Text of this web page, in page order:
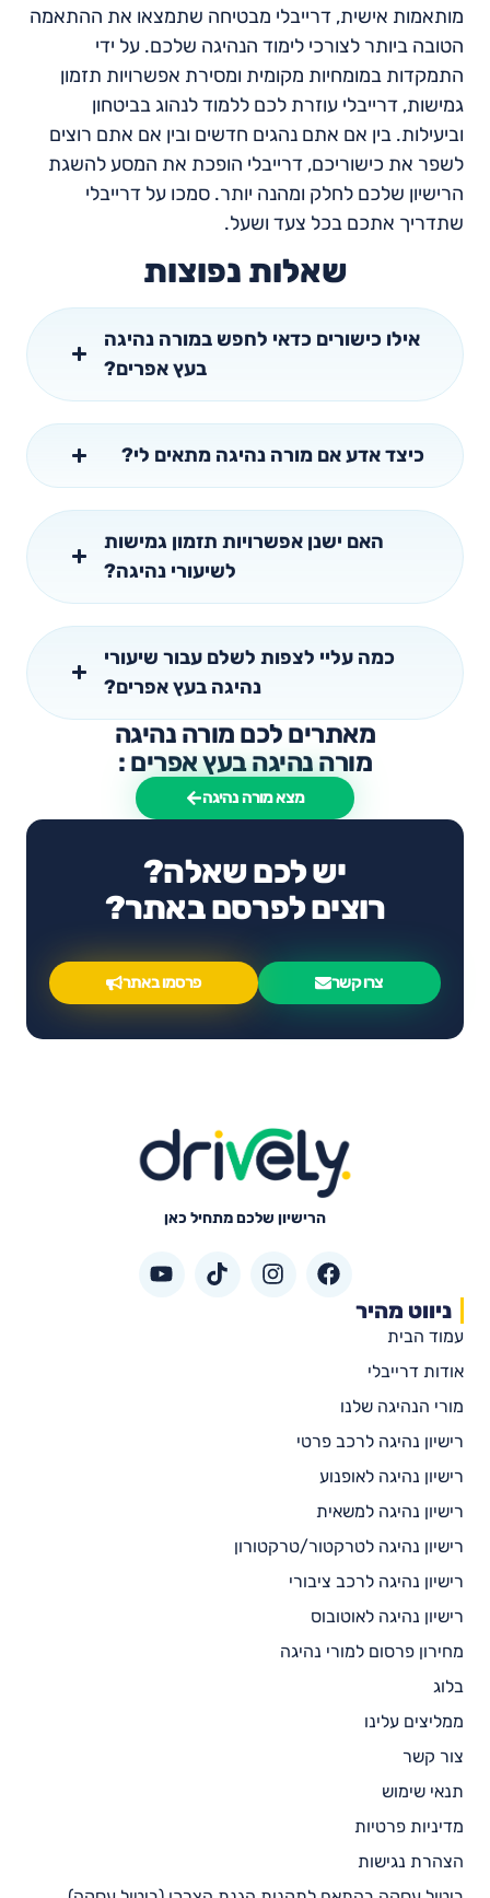
מותאמות אישית, דרייבלי מבטיחה שתמצאו את ההתאמה
הטובה ביותר לצורכי לימוד הנהיגה שלכם. על ידי
התמקדות במומחיות מקומית ומסירת אפשרויות תזמון
גמישות, דרייבלי עוזרת לכם ללמוד לנהוג בביטחון
וביעילות. בין אם אתם נהגים חדשים ובין אם אתם רוצים
לשפר את כישוריכם, דרייבלי הופכת את המסע להשגת
הרישיון שלכם לחלק ומהנה יותר. סמכו על דרייבלי
שתדריך אתכם בכל צעד ושעל.
שאלות נפוצות
אילו כישורים כדאי לחפש במורה נהיגה
בעץ אפרים?
כיצד אדע אם מורה נהיגה מתאים לי?
האם ישנן אפשרויות תזמון גמישות
לשיעורי נהיגה?
כמה עליי לצפות לשלם עבור שיעורי
נהיגה בעץ אפרים?
מאתרים לכם מורה נהיגה
מורה נהיגה בעץ אפרים :
מצא מורה נהיגה
יש לכם שאלה?
רוצים לפרסם באתר?
צרו קשר פרסמו באתר
הרישיון שלכם מתחיל כאן
ניווט מהיר
עמוד הבית
אודות דרייבלי
מורי הנהיגה שלנו
רישיון נהיגה לרכב פרטי
רישיון נהיגה לאופנוע
רישיון נהיגה למשאית
רישיון נהיגה לטרקטור/טרקטורון
רישיון נהיגה לרכב ציבורי
רישיון נהיגה לאוטובוס
מחירון פרסום למורי נהיגה
בלוג
ממליצים עלינו
צור קשר
תנאי שימוש
מדיניות פרטיות
הצהרת נגישות